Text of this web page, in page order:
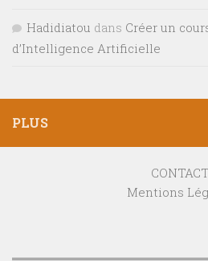
Hadidiatou dans Créer un
d’Intelligence Artificielle
PLUS
CONTACT
Mentions